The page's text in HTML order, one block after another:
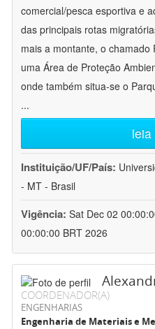
comercial/pesca esportiva e
das principais rotas
mais a montante, o chamado
uma Área de Proteção
onde também situa-se o
...
leia
Instituição/UF/País:
- MT - Brasil
Vigência: Sat Dec 02
00:00:00 BRT 2026
COORDENADOR(A)
ENGENHARIAS
Engenharia de Materiais e